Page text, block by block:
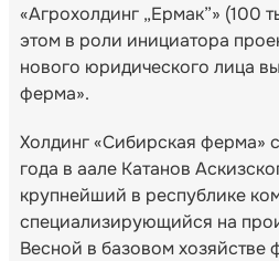
«Агрохолдинг „Ермак”» (100
этом в роли инициатора
нового юридического лица
ферма».
Холдинг «Сибирская ферма»
года в аале Катанов
крупнейший в республике
специализирующийся на
Весной в базовом хозяйстве